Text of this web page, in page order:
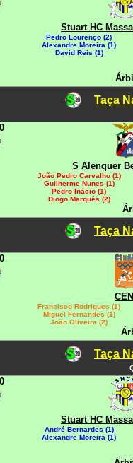
Stuart HC
Pedro Lourenço (2)
Alexandre Moreira (1)
David Reis (1)
Taça
S Alenquer
João Pedro Carvalho (1)
Guilherme Nunes (1)
Pedro Inácio (1)
Diogo Marquês (2)
Taça
Francisco Rodrigues (1)
Miguel Fernandes (1)
João Oliveira (2)
Taça
Stuart HC
André Bernardes (1)
Alexandre Moreira (1)